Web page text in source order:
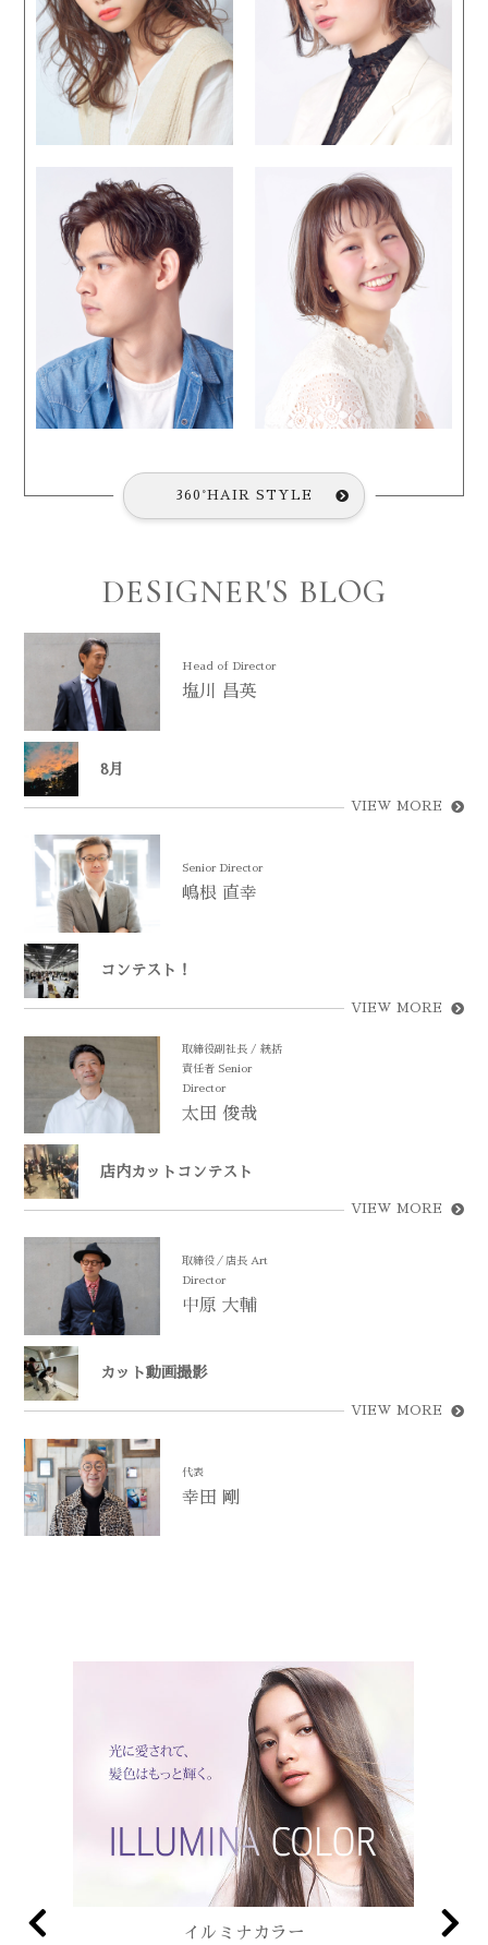
360°HAIR STYLE
DESIGNER'S BLOG
Head of Director
塩川 昌英
8月
VIEW MORE
Senior Director
嶋根 直幸
コンテスト！
VIEW MORE
取締役副社長 / 統括
責任者 Senior
Director
太田 俊哉
店内カットコンテスト
VIEW MORE
取締役／店長 Art
Director
中原 大輔
カット動画撮影
VIEW MORE
代表
幸田 剛
ヘア＆スキャルプトリートメント